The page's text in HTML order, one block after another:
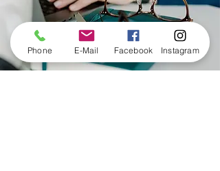
Phone E-Mail Facebook Instagram